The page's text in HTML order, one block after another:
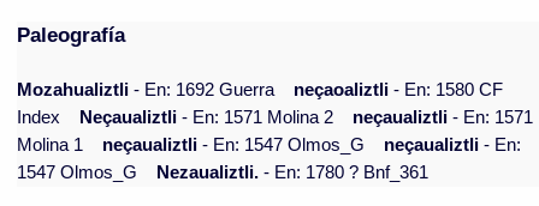
Paleografía
Mozahualiztli - En: 1692 Guerra neçaoaliztli - En: 1580 CF
Index
Neçaualiztli - En: 1571 Molina 2 neçaualiztli - En: 1571
Molina 1
neçaualiztli - En: 1547 Olmos_G neçaualiztli - En:
1547 Olmos_G
Nezaualiztli. - En: 1780 ? Bnf_361